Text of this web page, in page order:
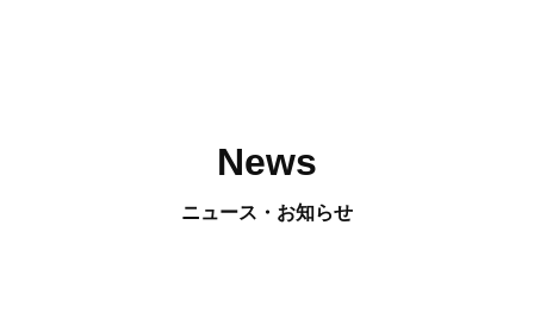
News
ニュース・お知らせ